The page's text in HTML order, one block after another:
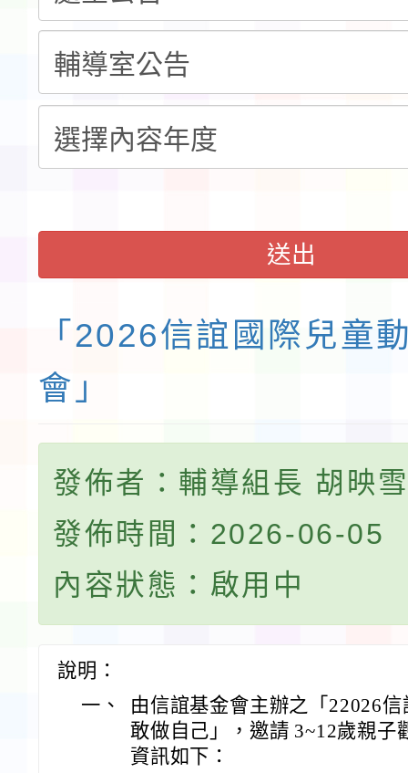
程安排一案
「桃園市補助參觀特色
展演活動實施計畫」
請一案
送出
「2026信誼國際兒童
會」
發佈者：輔導組長 胡映
發佈時間：2026-06-05
內容狀態：啟用中
說明：
一、
由信誼基金會主辦之「22026
敢做自己」，邀請 3~12歲親子
資訊如下：